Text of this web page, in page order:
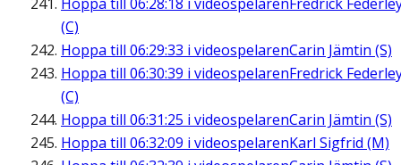
(C)
Hoppa till 06:29:33 i videospelarenCarin Jämtin (S)
Hoppa till 06:30:39 i videospelarenFredrick
(C)
Hoppa till 06:31:25 i videospelarenCarin Jämtin (S)
Hoppa till 06:32:09 i videospelarenKarl Sigfrid (M)